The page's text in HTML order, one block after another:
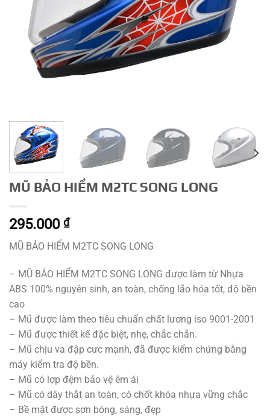
MŨ BẢO HIỂM M2TC SONG LONG
295.000 ₫
MŨ BẢO HIỂM M2TC SONG LONG
– MŨ BẢO HIỂM M2TC SONG LONG được làm từ Nhựa
ABS 100% nguyên sinh, an toàn, chống lão hóa tốt, độ bền
cao
– Mũ được làm theo tiêu chuẩn chất lương iso 9001-2001
– Mũ được thiết kế đặc biệt, nhẹ, chắc chắn.
– Mũ chịu va đập cưc mạnh, đã được kiểm chứng bằng
máy kiểm tra độ bền.
– Mũ có lợp đệm bảo vệ êm ái
– Mũ có dây thắt an toàn, có chốt khóa nhựa vững chắc
– Bề mặt được sơn bóng, sáng, đẹp